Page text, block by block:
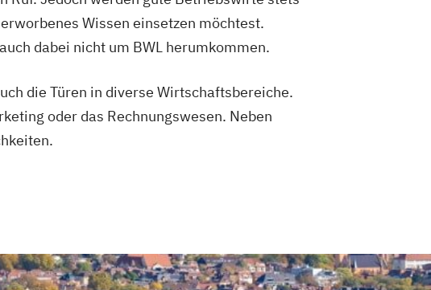
Wissen einsetzen möchtest.
dabei nicht um BWL herumkommen.
die Türen in diverse Wirtschaftsbereiche.
oder das Rechnungswesen. Neben